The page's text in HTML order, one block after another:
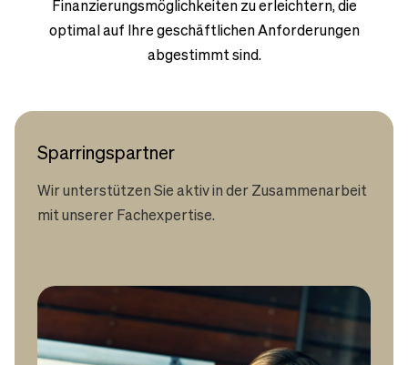
Finanzierungsmöglichkeiten zu erleichtern, die
optimal auf Ihre geschäftlichen Anforderungen
abgestimmt sind.
Sparringspartner
Wir unterstützen Sie aktiv in der Zusammenarbeit
mit unserer Fachexpertise.